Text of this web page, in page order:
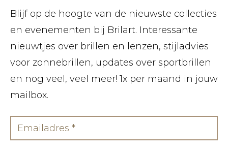
Blijf op de hoogte van de nieuwste collecties
en evenementen bij Brilart. Interessante
nieuwtjes over brillen en lenzen, stijladvies
voor zonnebrillen, updates over sportbrillen
en nog veel, veel meer! 1x per maand in jouw
mailbox.